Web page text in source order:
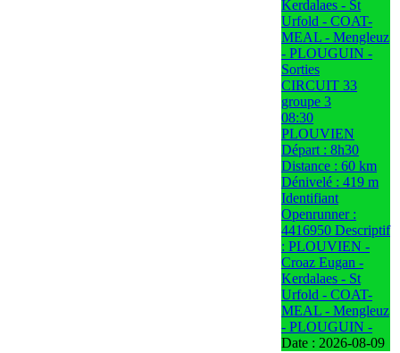
Kerdalaes - St
Urfold - COAT-
MEAL - Mengleuz
- PLOUGUIN -
Sorties
CIRCUIT 33
groupe 3
08:30
PLOUVIEN
Départ : 8h30
Distance : 60 km
Dénivelé : 419 m
Identifiant
Openrunner :
4416950 Descriptif
: PLOUVIEN -
Croaz Eugan -
Kerdalaes - St
Urfold - COAT-
MEAL - Mengleuz
- PLOUGUIN -
Date : 2026-08-09